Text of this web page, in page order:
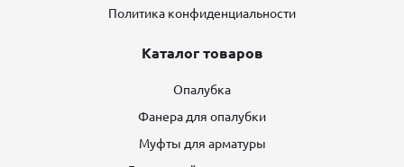
Политика конфиденциальности
Каталог товаров
Опалубка
Фанера для опалубки
Муфты для арматуры